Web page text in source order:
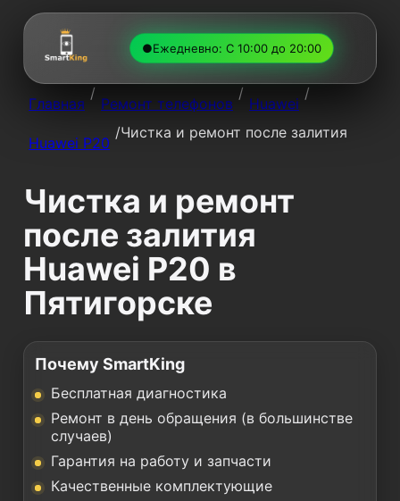
●Ежедневно: С 10:00 до 20:00
Главная
/
Ремонт телефонов
/
Huawei
/
Huawei P20
/Чистка и ремонт после залития
Чистка и ремонт
после залития
Huawei P20 в
Пятигорске
Почему SmartKing
Бесплатная диагностика
Ремонт в день обращения (в большинстве
случаев)
Гарантия на работу и запчасти
Качественные комплектующие